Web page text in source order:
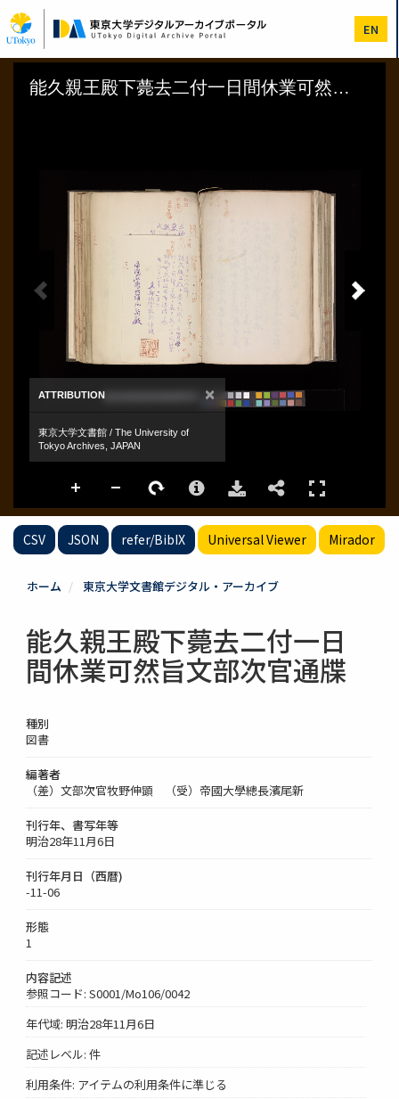
イ
ン
コ
EN
CSV JSON refer/BibIX Universal Viewer Mirador
ホーム 東京大学文書館デジタル・アーカイブ
能久親王殿下薨去二付一日
間休業可然旨文部次官通牒
種別
図書
編著者
（差）文部次官牧野伸顕 （受）帝國大學總長濱尾新
刊行年、書写年等
明治28年11月6日
刊行年月日（西暦)
-11-06
形態
1
内容記述
参照コード: S0001/Mo106/0042
年代域: 明治28年11月6日
記述レベル: 件
利用条件: アイテムの利用条件に準じる